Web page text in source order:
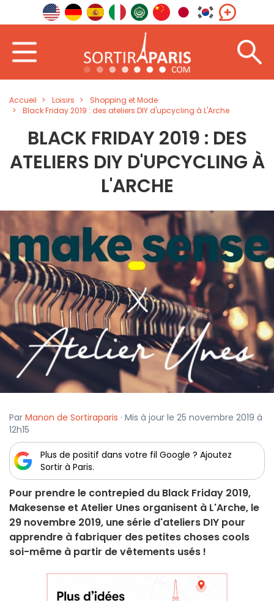
Accueil Loisirs
Shopping et Mode
Black Friday 2019 : des ateliers DIY d'upcycling à L'Arche
BLACK FRIDAY 2019 : DES
ATELIERS DIY D'UPCYCLING À
L'ARCHE
Par Manon de Sortiraparis · Mis à jour le 25 novembre 2019 à
12h15
Plus de positif dans votre fil Google ? Ajoutez
Sortir à Paris.
Pour prendre le contrepied du Black Friday 2019,
Makesense et Atelier Unes organisent à L'Arche, le
29 novembre 2019, une série d'ateliers DIY pour
apprendre à fabriquer des petites choses cools
soi-même à partir de vêtements usés !